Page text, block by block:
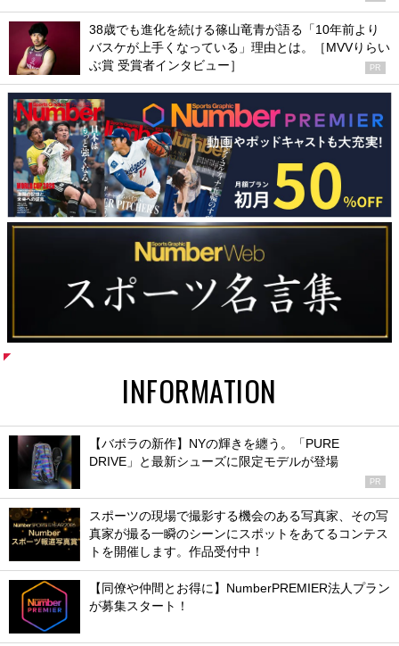
38歳でも進化を続ける篠山竜青が語る「10年前より
バスケが上手くなっている」理由とは。［MVVりらい
ぶ賞 受賞者インタビュー］
PR
INFORMATION
【バボラの新作】NYの輝きを纏う。「PURE
DRIVE」と最新シューズに限定モデルが登場
PR
スポーツの現場で撮影する機会のある写真家、その写
真家が撮る一瞬のシーンにスポットをあてるコンテス
トを開催します。作品受付中！
【同僚や仲間とお得に】NumberPREMIER法人プラン
が募集スタート！